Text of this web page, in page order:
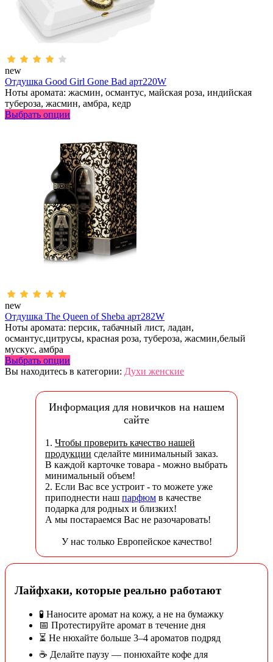
new
Отдушка Good Girl Gone Bad арт220W
Ноты аромата: жасмин, османтус, майская роза, индийская
тубероза, жасмин, амбра, кедр
Выбрать опции
new
Отдушка The Queen of Sheba арт282W
Ноты аромата: персик, табачный лист, ладан,
османтус,цитрусы, красная роза, тубероза, жасмин,белый
мускус, амбра
Выбрать опции
Вы находитесь в категории: Духи женские
Информация для новичков на нашем
сайте
1. Чтобы проверить качество нашей
продукции сделайте минимальный заказ.
В каждой карточке товара - можно выбрать
минимальный объем!
2. Если Вас все устроит - то можете уже
приподнести наш парфюм в качестве
подарка для родных и близких!
А мы постараемся Вас не разочаровать!
У нас только Европейское качество!
Лайфхаки, которые реально работают
🧪 Наносите аромат на кожу, а не на бумажку
📅 Протестируйте аромат в течение дня
⏳ Не нюхайте больше 3–4 ароматов подряд
☕ Делайте паузу — понюхайте кофе для